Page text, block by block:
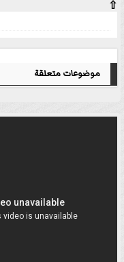
⇧
موضوعات متعلقة